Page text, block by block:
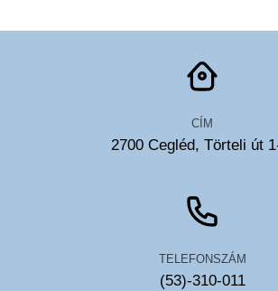
CÍM
2700 Cegléd, Törteli út
TELEFONSZÁM
(53)-310-011